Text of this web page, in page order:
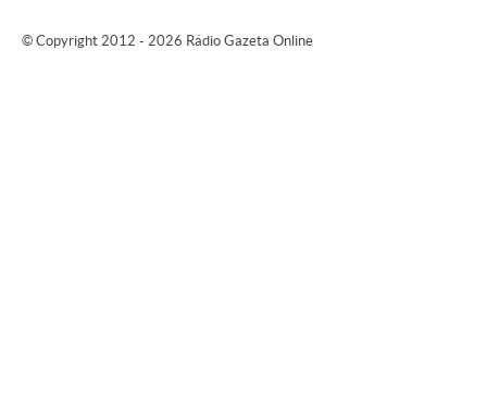
© Copyright 2012 - 2026 Rádio Gazeta Online